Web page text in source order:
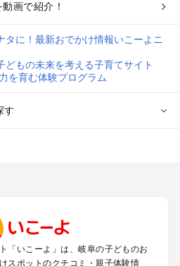
画で紹介！
す
辺のプールお出かけ
かけ
出かけ
「いこーよ」は、岐阜の子どものお
スポットのクチコミ・親子体験情